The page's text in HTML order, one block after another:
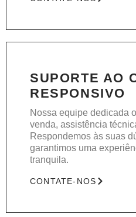
SUPORTE AO
RESPONSIVO
Nossa equipe dedicada
venda, assistência
Respondemos às suas
garantimos uma
tranquila.
CONTATE-NOS